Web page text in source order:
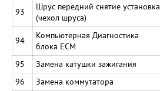
93
Шрус передний снятие установка
(чехол шруса)
94
Компьютерная Диагностика
блока ЕСМ
95 Замена катушки зажигания
96
Замена коммутатора